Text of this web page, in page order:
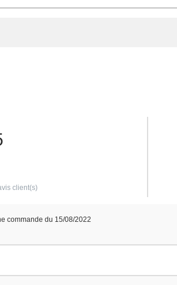
client(s)
commande du 15/08/2022